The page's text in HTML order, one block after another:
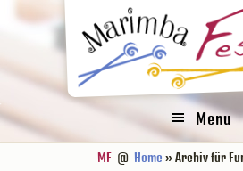
Hauptnavigation
Seitenspalte
Menu
MF @ Home » Archiv für